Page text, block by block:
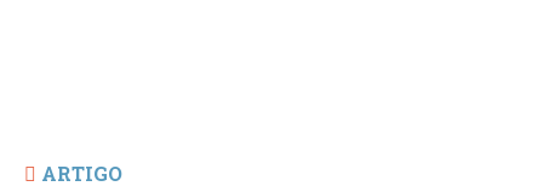
ARTIGO